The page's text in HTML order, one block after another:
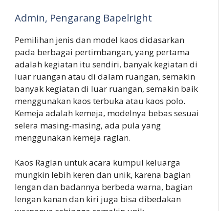
Admin, Pengarang Bapelright
Pemilihan jenis dan model kaos didasarkan
pada berbagai pertimbangan, yang pertama
adalah kegiatan itu sendiri, banyak kegiatan di
luar ruangan atau di dalam ruangan, semakin
banyak kegiatan di luar ruangan, semakin baik
menggunakan kaos terbuka atau kaos polo.
Kemeja adalah kemeja, modelnya bebas sesuai
selera masing-masing, ada pula yang
menggunakan kemeja raglan.
Kaos Raglan untuk acara kumpul keluarga
mungkin lebih keren dan unik, karena bagian
lengan dan badannya berbeda warna, bagian
lengan kanan dan kiri juga bisa dibedakan